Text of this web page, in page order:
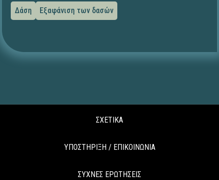
Δάση
Εξαφάνιση των δασών
ΣΧΕΤΙΚΑ
ΥΠΟΣΤΗΡΙΞΗ / ΕΠΙΚΟΙΝΩΝΙΑ
ΣΥΧΝΕΣ ΕΡΩΤΗΣΕΙΣ